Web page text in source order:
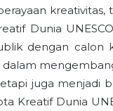
Dunia
dengan calon
juga menjadi
Kreatif Dunia